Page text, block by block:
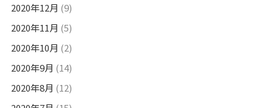
2020年12月 (9)
2020年11月 (5)
2020年10月 (2)
2020年9月 (14)
2020年8月 (12)